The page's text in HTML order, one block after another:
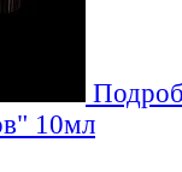
10мл